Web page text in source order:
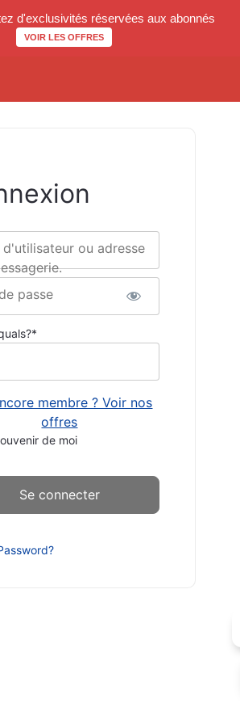
d'exclusivités réservées aux abonnés
VOIR LES OFFRES
d'utilisateur ou adresse
passe
*
membre ? Voir nos
offres
de moi